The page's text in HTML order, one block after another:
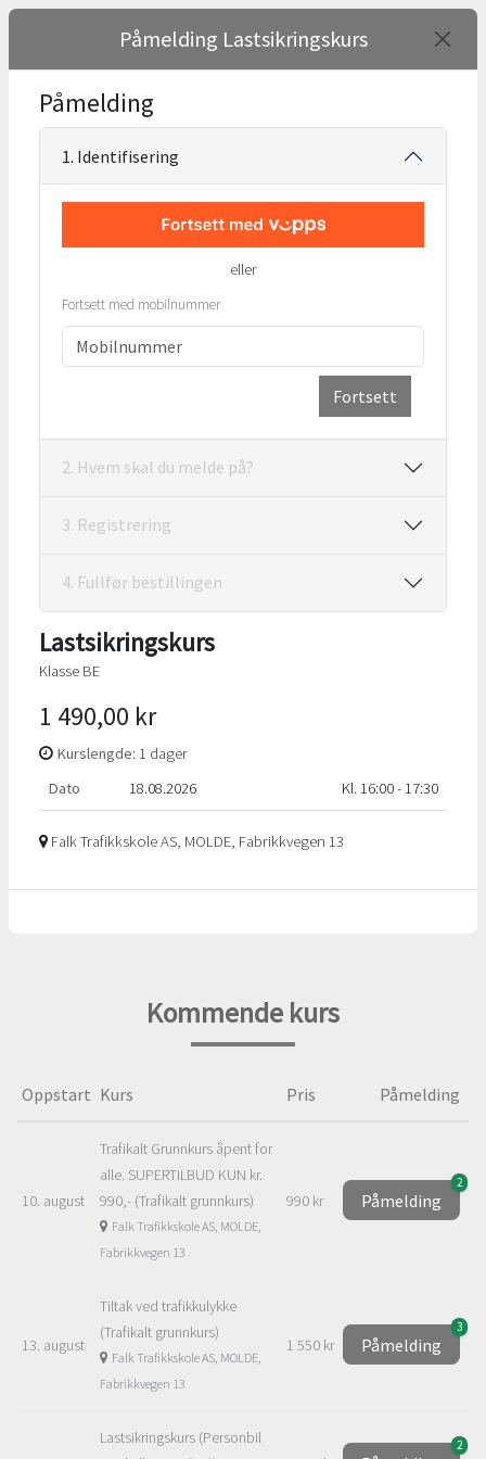
Påmelding Lastsikringskurs
Påmelding
1. Identifisering
eller
Fortsett med mobilnummer
Fortsett
2. Hvem skal du melde på?
3. Registrering
4. Fullfør bestillingen
Lastsikringskurs
Klasse BE
1 490,00 kr
Kurslengde: 1 dager
Dato
18.08.2026 Kl. 16:00 - 17:30
Falk Trafikkskole AS, MOLDE, Fabrikkvegen 13
Kommende kurs
Oppstart Kurs Pris Påmelding
10. august
Trafikalt Grunnkurs åpent for
alle. SUPERTILBUD KUN kr.
990,- (Trafikalt grunnkurs)
Falk Trafikkskole AS, MOLDE,
Fabrikkvegen 13
990 kr Påmelding
2
13. august
Tiltak ved trafikkulykke
(Trafikalt grunnkurs)
Falk Trafikkskole AS, MOLDE,
Fabrikkvegen 13
1 550 kr Påmelding
3
Lastsikringskurs (Personbil
2